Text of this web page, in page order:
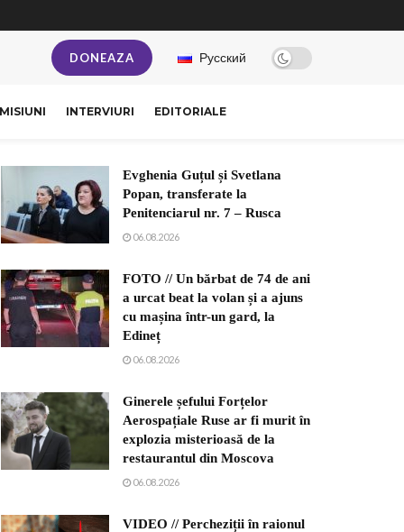
DONEAZA Русский
INTERVIURI EDITORIALE
Evghenia Guțul și Svetlana
Popan, transferate la
Penitenciarul nr. 7 – Rusca
06.08.2026
FOTO // Un bărbat de 74 de ani
a urcat beat la volan și a ajuns
cu mașina într-un gard, la
Edineț
06.08.2026
Ginerele șefului Forțelor
Aerospațiale Ruse ar fi murit în
explozia misterioasă de la
restaurantul din Moscova
06.08.2026
VIDEO // Percheziții în raionul